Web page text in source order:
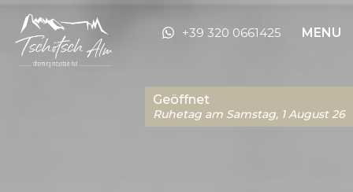
+39 320 0661425 MENU
Geöffnet
Ruhetag am Samstag, 1 August 26